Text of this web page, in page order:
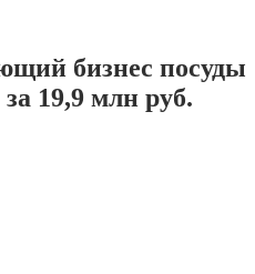
бизнес посуды
19,9 млн руб.